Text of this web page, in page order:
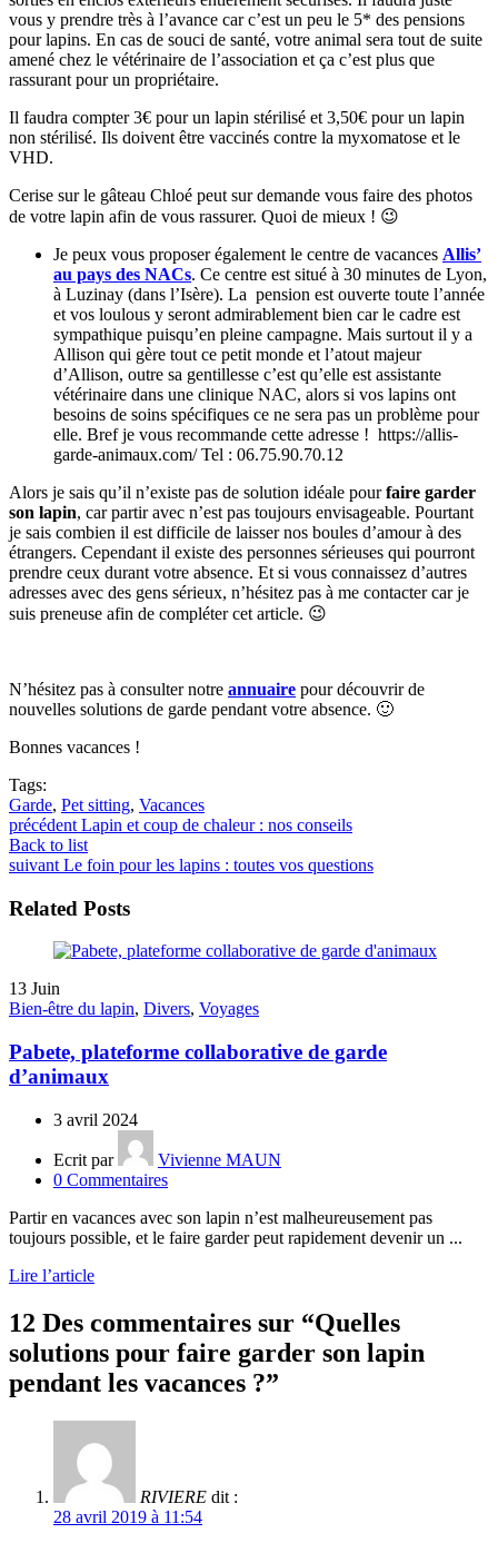
vous y prendre très à l’avance car c’est un peu le 5* des pensions
pour lapins. En cas de souci de santé, votre animal sera tout de suite
amené chez le vétérinaire de l’association et ça c’est plus que
rassurant pour un propriétaire.
Il faudra compter 3€ pour un lapin stérilisé et 3,50€ pour un lapin
non stérilisé. Ils doivent être vaccinés contre la myxomatose et le
VHD.
Cerise sur le gâteau Chloé peut sur demande vous faire des photos
de votre lapin afin de vous rassurer. Quoi de mieux ! 😉
Je peux vous proposer également le centre de vacances Allis’
au pays des NACs. Ce centre est situé à 30 minutes de Lyon,
à Luzinay (dans l’Isère). La pension est ouverte toute l’année
et vos loulous y seront admirablement bien car le cadre est
sympathique puisqu’en pleine campagne. Mais surtout il y a
Allison qui gère tout ce petit monde et l’atout majeur
d’Allison, outre sa gentillesse c’est qu’elle est assistante
vétérinaire dans une clinique NAC, alors si vos lapins ont
besoins de soins spécifiques ce ne sera pas un problème pour
elle. Bref je vous recommande cette adresse ! https://allis-
garde-animaux.com/ Tel : 06.75.90.70.12
Alors je sais qu’il n’existe pas de solution idéale pourfaire garder
son lapin, car partir avec n’est pas toujours envisageable. Pourtant
je sais combien il est difficile de laisser nos boules d’amour à des
étrangers. Cependant il existe des personnes sérieuses qui pourront
prendre ceux durant votre absence. Et si vous connaissez d’autres
adresses avec des gens sérieux, n’hésitez pas à me contacter car je
suis preneuse afin de compléter cet article. 😉
N’hésitez pas à consulter notre annuaire pour découvrir de
nouvelles solutions de garde pendant votre absence. 🙂
Bonnes vacances !
Tags:
Garde, Pet sitting, Vacances
précédent Lapin et coup de chaleur : nos conseils
Back to list
suivant Le foin pour les lapins : toutes vos questions
Related Posts
13 Juin
Bien-être du lapin, Divers, Voyages
Pabete, plateforme collaborative de garde
d’animaux
3 avril 2024
Ecrit par
Vivienne MAUN
0 Commentaires
Partir en vacances avec son lapin n’est malheureusement pas
toujours possible, et le faire garder peut rapidement devenir un ...
Lire l’article
12 Des commentaires sur “Quelles
solutions pour faire garder son lapin
pendant les vacances ?”
RIVIERE dit :
28 avril 2019 à 11:54